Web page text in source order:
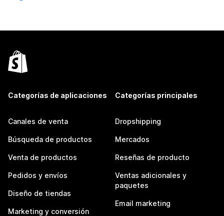
Categorías de aplicaciones
Canales de venta
Búsqueda de productos
Venta de productos
Pedidos y envíos
Diseño de tiendas
Marketing y conversión
Categorías principales
Dropshipping
Mercados
Reseñas de producto
Ventas adicionales y
paquetes
Email marketing